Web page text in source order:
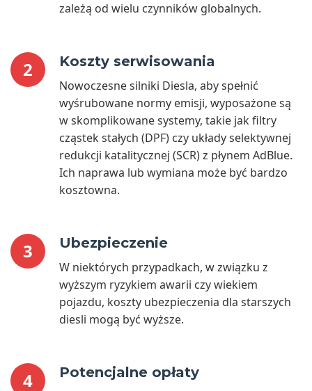
zależą od wielu czynników globalnych.
2 Koszty serwisowania
Nowoczesne silniki Diesla, aby spełnić
wyśrubowane normy emisji, wyposażone są
w skomplikowane systemy, takie jak filtry
cząstek stałych (DPF) czy układy selektywnej
redukcji katalitycznej (SCR) z płynem AdBlue.
Ich naprawa lub wymiana może być bardzo
kosztowna.
3 Ubezpieczenie
W niektórych przypadkach, w związku z
wyższym ryzykiem awarii czy wiekiem
pojazdu, koszty ubezpieczenia dla starszych
diesli mogą być wyższe.
4 Potencjalne opłaty